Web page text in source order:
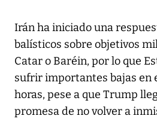
Irán ha iniciado una
balísticos sobre objetivos
Catar o Baréin, por lo que
sufrir importantes bajas en
horas, pese a que Trump
promesa de no volver a